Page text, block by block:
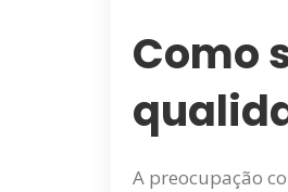
Como
A preocupação